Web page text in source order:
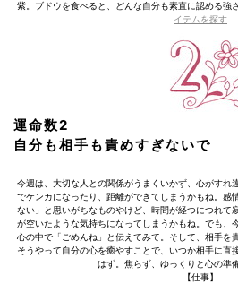
紫。ブドウを食べると、どんな自分も素直に認める強
イテムを探す
運命数2
自分も相手も責めすぎないで
今週は、大切な人との関係がうまくいかず、心がすれ
でケンカになったり、距離ができてしまうかもね。感
ない」と思いがちなものやけど、時間が経つにつれて
が空いたような気持ちになってしまうかもね。でも、
心の中で「ごめんね」と伝えてみて。そして、相手を
そうやって自分の心を癒やすことで、いつか相手に直
はず。焦らず、ゆっくりと心の準
【仕事】